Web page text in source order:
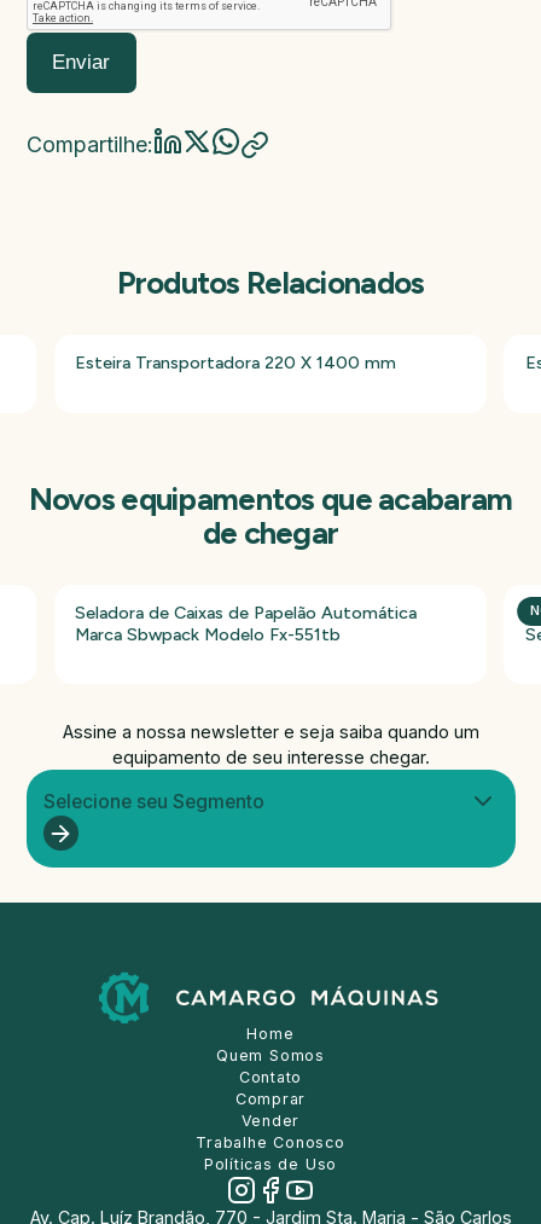
Valor da máquina
Enviar
Compartilhe:
Produtos Relacionados
Esteira Transportadora 220 X 1400 mm
Novos equipamentos que acabaram
de chegar
Seladora de Caixas de Papelão Automática
Marca Sbwpack Modelo Fx-551tb
Assine a nossa newsletter e seja saiba quando um
equipamento de seu interesse chegar.
Selecione seu Segmento
Home
Quem Somos
Contato
Comprar
Vender
Trabalhe Conosco
Políticas de Uso
Av. Cap. Luíz Brandão, 770 - Jardim Sta. Maria - São Carlos